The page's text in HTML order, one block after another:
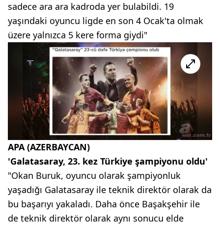
sadece ara ara kadroda yer bulabildi. 19
yaşındaki oyuncu ligde en son 4 Ocak'ta olmak
üzere yalnızca 5 kere forma giydi"
APA (AZERBAYCAN)
'Galatasaray, 23. kez Türkiye şampiyonu oldu'
"Okan Buruk, oyuncu olarak şampiyonluk
yaşadığı Galatasaray ile teknik direktör olarak da
bu başarıyı yakaladı. Daha önce Başakşehir ile
de teknik direktör olarak aynı sonucu elde